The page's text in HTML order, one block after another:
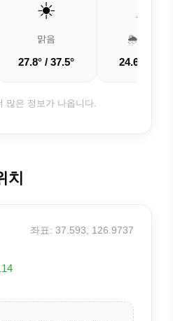
☀️
맑음
27.8° / 37.5°
🌦️ 소나기
24.6° /
많은 정보가 나옵니다.
치
좌표: 37.593, 126.9737